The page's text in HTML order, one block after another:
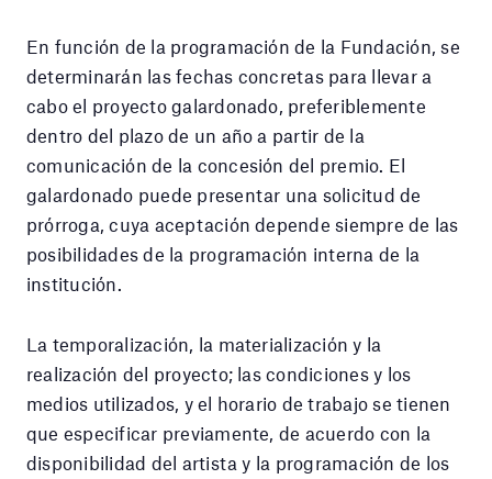
En función de la programación de la Fundación, se
determinarán las fechas concretas para llevar a
cabo el proyecto galardonado, preferiblemente
dentro del plazo de un año a partir de la
comunicación de la concesión del premio. El
galardonado puede presentar una solicitud de
prórroga, cuya aceptación depende siempre de las
posibilidades de la programación interna de la
institución.
La temporalización, la materialización y la
realización del proyecto; las condiciones y los
medios utilizados, y el horario de trabajo se tienen
que especificar previamente, de acuerdo con la
disponibilidad del artista y la programación de los